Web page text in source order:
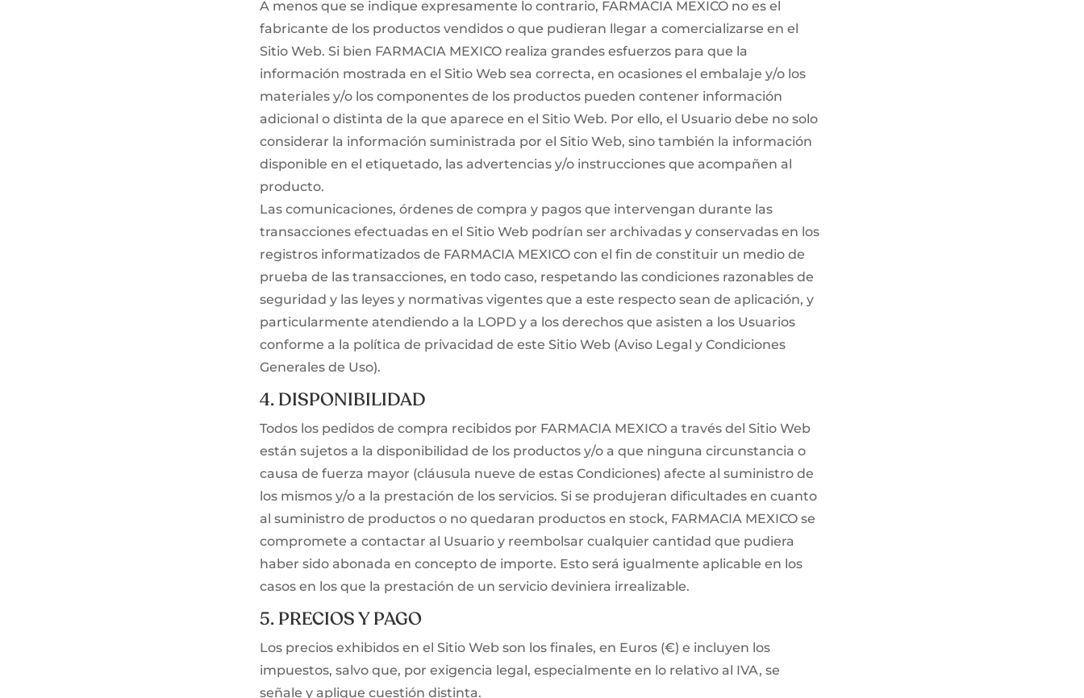
A menos que se indique expresamente lo contrario, FARMACIA MEXICO no es el
fabricante de los productos vendidos o que pudieran llegar a comercializarse en el
Sitio Web. Si bien FARMACIA MEXICO realiza grandes esfuerzos para que la
información mostrada en el Sitio Web sea correcta, en ocasiones el embalaje y/o los
materiales y/o los componentes de los productos pueden contener información
adicional o distinta de la que aparece en el Sitio Web. Por ello, el Usuario debe no solo
considerar la información suministrada por el Sitio Web, sino también la información
disponible en el etiquetado, las advertencias y/o instrucciones que acompañen al
producto.
Las comunicaciones, órdenes de compra y pagos que intervengan durante las
transacciones efectuadas en el Sitio Web podrían ser archivadas y conservadas en los
registros informatizados de FARMACIA MEXICO con el fin de constituir un medio de
prueba de las transacciones, en todo caso, respetando las condiciones razonables de
seguridad y las leyes y normativas vigentes que a este respecto sean de aplicación, y
particularmente atendiendo a la LOPD y a los derechos que asisten a los Usuarios
conforme a la política de privacidad de este Sitio Web (Aviso Legal y Condiciones
Generales de Uso).
4. DISPONIBILIDAD
Todos los pedidos de compra recibidos por FARMACIA MEXICO a través del Sitio Web
están sujetos a la disponibilidad de los productos y/o a que ninguna circunstancia o
causa de fuerza mayor (cláusula nueve de estas Condiciones) afecte al suministro de
los mismos y/o a la prestación de los servicios. Si se produjeran dificultades en cuanto
al suministro de productos o no quedaran productos en stock, FARMACIA MEXICO se
compromete a contactar al Usuario y reembolsar cualquier cantidad que pudiera
haber sido abonada en concepto de importe. Esto será igualmente aplicable en los
casos en los que la prestación de un servicio deviniera irrealizable.
5. PRECIOS Y PAGO
Los precios exhibidos en el Sitio Web son los finales, en Euros (€) e incluyen los
impuestos, salvo que, por exigencia legal, especialmente en lo relativo al IVA, se
señale y aplique cuestión distinta.